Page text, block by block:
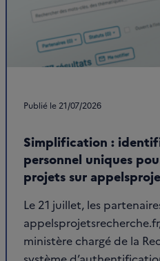
Simplification :
personnel uniques
projets sur
Publié le 21/07/2026
Le 21 juillet, les
ministère chargé de la